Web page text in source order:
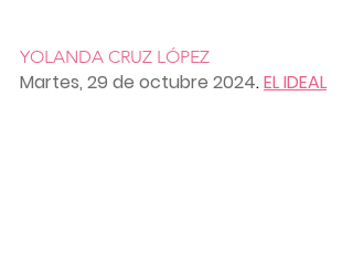
YOLANDA CRUZ LÓPEZ
Martes, 29 de octubre 2024. EL IDEAL